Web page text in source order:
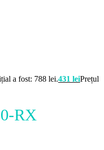
a fost: 788 lei.431 leiPrețul
RX